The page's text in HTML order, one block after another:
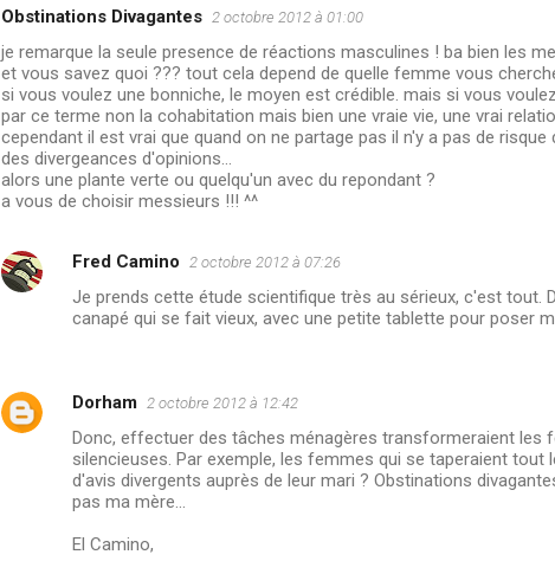
Obstinations Divagantes 2 octobre 2012 à 01:00
je remarque la seule presence de réactions masculines ! ba bien les
et vous savez quoi ??? tout cela depend de quelle femme vous
si vous voulez une bonniche, le moyen est crédible. mais si vous
par ce terme non la cohabitation mais bien une vraie vie, une vrai
cependant il est vrai que quand on ne partage pas il n'y a pas de
des divergeances d'opinions...
alors une plante verte ou quelqu'un avec du repondant ?
a vous de choisir messieurs !!! ^^
Fred Camino 2 octobre 2012 à 07:26
Je prends cette étude scientifique très au sérieux, c'est tout.
canapé qui se fait vieux, avec une petite tablette pour poser
Dorham 2 octobre 2012 à 12:42
Donc, effectuer des tâches ménagères transformeraient les
silencieuses. Par exemple, les femmes qui se taperaient tout
d'avis divergents auprès de leur mari ? Obstinations
pas ma mère...
El Camino,